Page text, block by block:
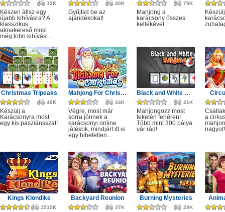
12K
Készen állsz egy
újabb kihívásra? A
klasszikus
aknakereső most
még több kihívást...
40K
Gyűjtsd be az
ajándékokat!
79K
Mahjong a
karácsony összes
kellékével.
Christmas Tripeaks
40K
Készülj a
Karácsonyra most
egy kis pasziánsszal!
Mahjong For Christmas
44K
Végre, most már
sorra jönnek a
karácsonyi online
játékok, mindjárt itt is
egy hihetetlen...
Black and White Mahjong 3
21K
Mahjongozz most
feketén fehéren!
Több mint 300 pálya
vár rád!
a
nagyot!
Kings Klondike
1519K
Backyard Reunion
37K
Burning Mysteries
29K